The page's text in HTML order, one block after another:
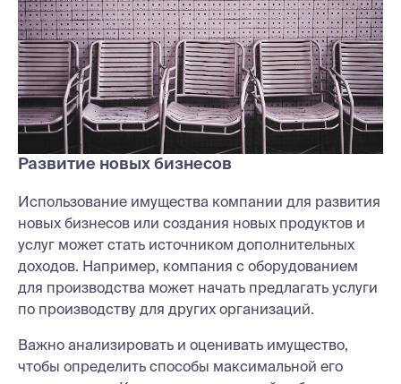
Развитие новых бизнесов
Использование имущества компании для развития
новых бизнесов или создания новых продуктов и
услуг может стать источником дополнительных
доходов. Например, компания с оборудованием
для производства может начать предлагать услуги
по производству для других организаций.
Важно анализировать и оценивать имущество,
чтобы определить способы максимальной его